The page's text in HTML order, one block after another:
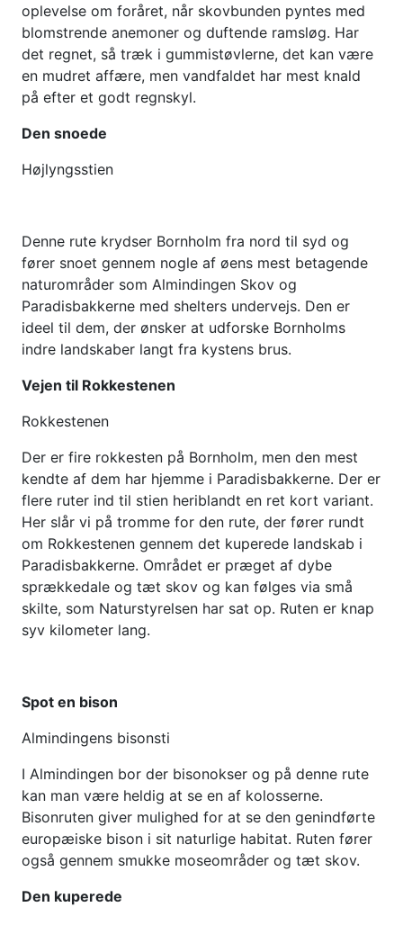
oplevelse om foråret, når skovbunden pyntes med
blomstrende anemoner og duftende ramsløg. Har
det regnet, så træk i gummistøvlerne, det kan være
en mudret affære, men vandfaldet har mest knald
på efter et godt regnskyl.
Den snoede
Højlyngsstien
Denne rute krydser Bornholm fra nord til syd og
fører snoet gennem nogle af øens mest betagende
naturområder som Almindingen Skov og
Paradisbakkerne med shelters undervejs. Den er
ideel til dem, der ønsker at udforske Bornholms
indre landskaber langt fra kystens brus.
Vejen til Rokkestenen
Rokkestenen
Der er fire rokkesten på Bornholm, men den mest
kendte af dem har hjemme i Paradisbakkerne. Der er
flere ruter ind til stien heriblandt en ret kort variant.
Her slår vi på tromme for den rute, der fører rundt
om Rokkestenen gennem det kuperede landskab i
Paradisbakkerne. Området er præget af dybe
sprækkedale og tæt skov og kan følges via små
skilte, som Naturstyrelsen har sat op. Ruten er knap
syv kilometer lang.
Spot en bison
Almindingens bisonsti
I Almindingen bor der bisonokser og på denne rute
kan man være heldig at se en af kolosserne.
Bisonruten giver mulighed for at se den genindførte
europæiske bison i sit naturlige habitat. Ruten fører
også gennem smukke moseområder og tæt skov.
Den kuperede